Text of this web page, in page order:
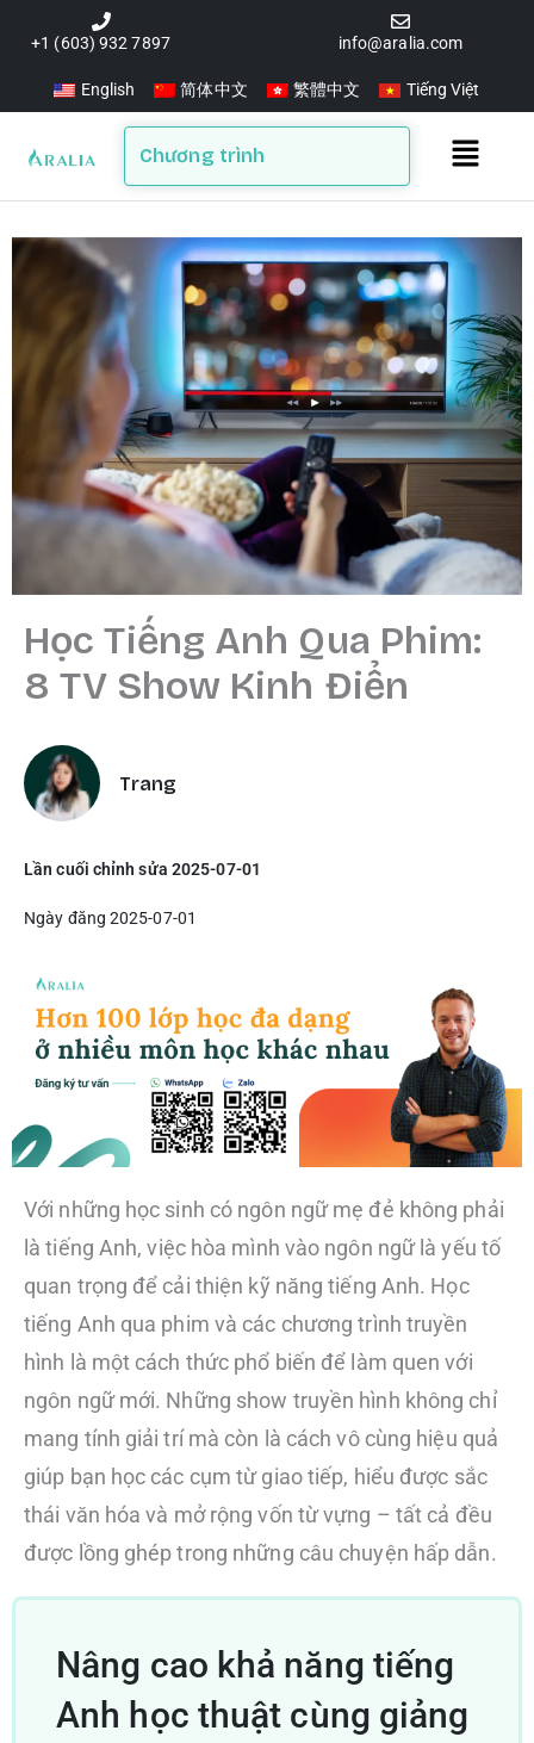
+1 (603) 932 7897 info@aralia.com
English 简体中文 繁體中文 Tiếng Việt
Chương trình
Main
Học Tiếng Anh Qua Phim:
8 TV Show Kinh Điển
Trang
Lần cuối chỉnh sửa 2025-07-01
Ngày đăng 2025-07-01
Với những học sinh có ngôn ngữ mẹ đẻ không phải
là tiếng Anh, việc hòa mình vào ngôn ngữ là yếu tố
quan trọng để cải thiện kỹ năng tiếng Anh. Học
tiếng Anh qua phim và các chương trình truyền
hình là một cách thức phổ biến để làm quen với
ngôn ngữ mới. Những show truyền hình không chỉ
mang tính giải trí mà còn là cách vô cùng hiệu quả
giúp bạn học các cụm từ giao tiếp, hiểu được sắc
thái văn hóa và mở rộng vốn từ vựng – tất cả đều
được lồng ghép trong những câu chuyện hấp dẫn.
Nâng cao khả năng tiếng
Anh học thuật cùng giảng